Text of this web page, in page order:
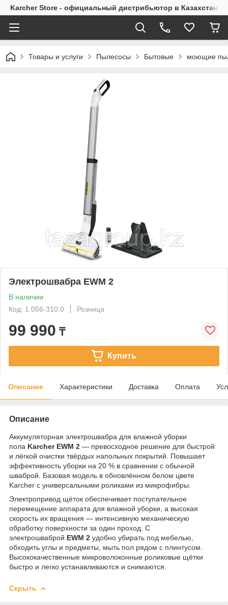
Karcher Store - официальный дистрибьютор в Казахстане
Товары и услуги Пылесосы Бытовые моющие
Электрошвабра EWM 2
В наличии
Код: 1.056-310.0
Розница
99 990 ₸
Купить
Описание Характеристики Доставка Оплата
Описание
Аккумуляторная электрошвабра для влажной уборки
пола Karcher EWM 2 — превосходное решение для быстрой
и лёгкой очистки твёрдых напольных покрытий. Повышает
эффективность уборки на 20 % в сравнении с обычной
шваброй. Базовая модель в обновлённом белом цвете
Karcher с универсальными роликами из микрофибры.
Электропривод щёток обеспечивает поступательное
перемещение аппарата для влажной уборки, а высокая
скорость их вращения — интенсивную механическую
обработку поверхности за один проход. С
электрошваброй EWM 2 удобно убирать под мебелью,
обходить углы и предметы, мыть пол рядом с плинтусом.
Высококачественные микроволоконные роликовые щётки
быстро и легко устанавливаются и снимаются.
Скрыть